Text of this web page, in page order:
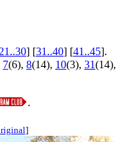
21..30] [31..40] [41..45].
7(6), 8(14), 10(3), 31(14),
.
]